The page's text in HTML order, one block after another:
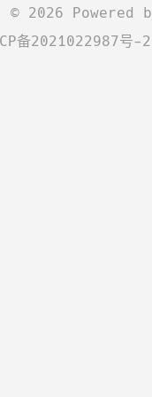
© 2026 Powered
备2021022987号-2